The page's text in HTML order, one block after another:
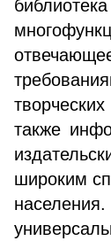
также
широким